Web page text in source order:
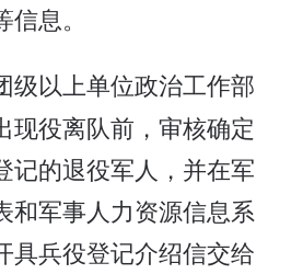
息。
级以上单位政治工作部
现役离队前，审核确定
记的退役军人，并在军
和军事人力资源信息系
具兵役登记介绍信交给